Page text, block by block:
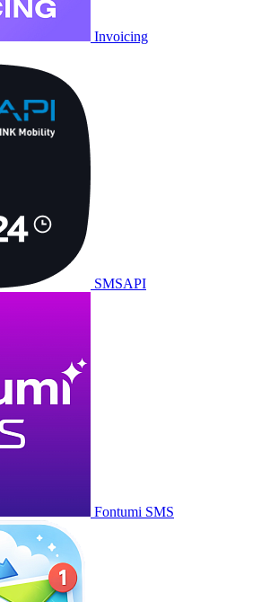
Invoicing
SMSAPI
Fontumi SMS